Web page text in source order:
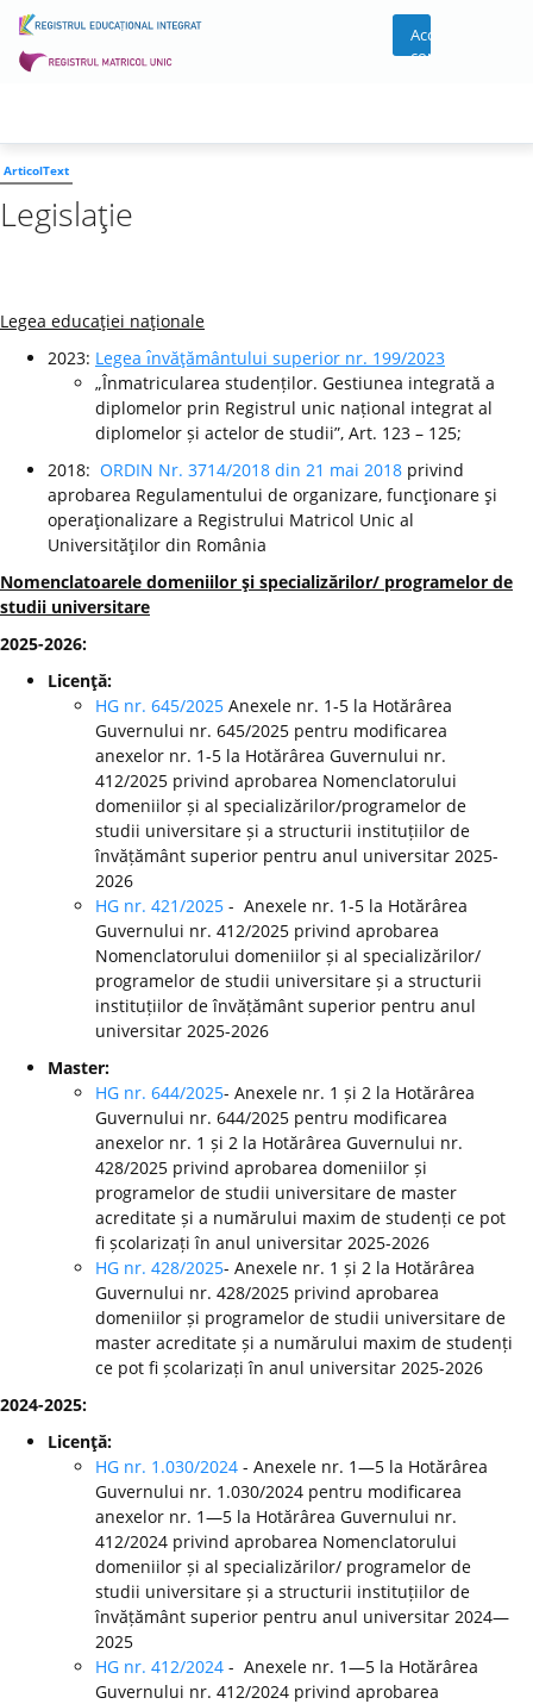
Acces
cont
ArticolText
Legislaţie
Legea educaţiei naţionale
2023: Legea ı̂nvăţământului superior nr. 199/2023
„Înmatricularea studenților. Gestiunea integrată a
diplomelor prin Registrul unic național integrat al
diplomelor și actelor de studii”, Art. 123 – 125;
2018: ORDIN Nr. 3714/2018 din 21 mai 2018 privind
aprobarea Regulamentului de organizare, funcţionare şi
operaţionalizare a Registrului Matricol Unic al
Universităţilor din România
Nomenclatoarele domeniilor şi specializărilor/ programelor de
studii universitare
2025-2026:
Licenţă:
HG nr. 645/2025 Anexele nr. 1-5 la Hotărârea
Guvernului nr. 645/2025 pentru modificarea
anexelor nr. 1-5 la Hotărârea Guvernului nr.
412/2025 privind aprobarea Nomenclatorului
domeniilor și al specializărilor/programelor de
studii universitare și a structurii instituțiilor de
învățământ superior pentru anul universitar 2025-
2026
HG nr. 421/2025 - Anexele nr. 1-5 la Hotărârea
Guvernului nr. 412/2025 privind aprobarea
Nomenclatorului domeniilor și al specializărilor/
programelor de studii universitare și a structurii
instituțiilor de învățământ superior pentru anul
universitar 2025-2026
Master:
HG nr. 644/2025- Anexele nr. 1 și 2 la Hotărârea
Guvernului nr. 644/2025 pentru modificarea
anexelor nr. 1 și 2 la Hotărârea Guvernului nr.
428/2025 privind aprobarea domeniilor și
programelor de studii universitare de master
acreditate și a numărului maxim de studenți ce pot
fi școlarizați în anul universitar 2025-2026
HG nr. 428/2025- Anexele nr. 1 și 2 la Hotărârea
Guvernului nr. 428/2025 privind aprobarea
domeniilor și programelor de studii universitare de
master acreditate și a numărului maxim de studenți
ce pot fi școlarizați în anul universitar 2025-2026
2024-2025:
Licenţă:
HG nr. 1.030/2024 - Anexele nr. 1—5 la Hotărârea
Guvernului nr. 1.030/2024 pentru modificarea
anexelor nr. 1—5 la Hotărârea Guvernului nr.
412/2024 privind aprobarea Nomenclatorului
domeniilor și al specializărilor/ programelor de
studii universitare și a structurii instituțiilor de
învățământ superior pentru anul universitar 2024—
2025
HG nr. 412/2024 - Anexele nr. 1—5 la Hotărârea
Guvernului nr. 412/2024 privind aprobarea